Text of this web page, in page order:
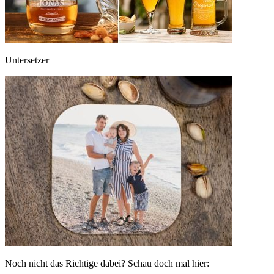
Untersetzer
Noch nicht das Richtige dabei? Schau doch mal hier: